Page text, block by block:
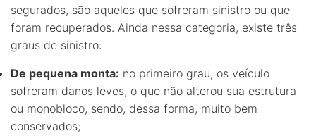
segurados, são aqueles que sofreram sinistro ou que
foram recuperados. Ainda nessa categoria, existe três
graus de sinistro:
De pequena monta: no primeiro grau, os veículo
sofreram danos leves, o que não alterou sua estrutura
ou monobloco, sendo, dessa forma, muito bem
conservados;